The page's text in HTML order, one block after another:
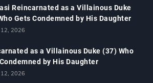
Reincarnated as a Villainous Duke
Gets Condemned by His Daughter
2026
as a Villainous Duke (37) Who
by His Daughter
2026